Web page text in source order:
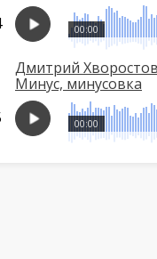
00:00
Дмитрий
Минус, минусовка
00:00